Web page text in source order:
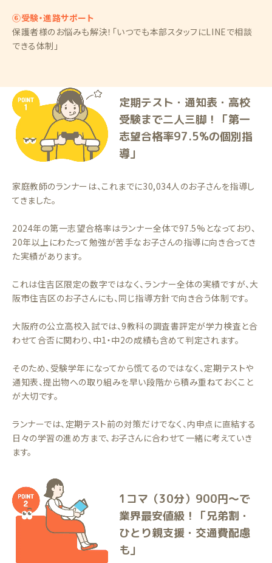
⑥受験・進路サポート
保護者様のお悩みも解決！「いつでも本部スタッフにLINEで相談
できる体制」
定期テスト・通知表・高校
受験まで二人三脚！「第一
志望合格率97.5%の個別指
導」
家庭教師のランナーは、これまでに30,034人のお子さんを指導し
てきました。
2024年の第一志望合格率はランナー全体で97.5%となっており、
20年以上にわたって勉強が苦手なお子さんの指導に向き合ってき
た実績があります。
これは住吉区限定の数字ではなく、ランナー全体の実績ですが、大
阪市住吉区のお子さんにも、同じ指導方針で向き合う体制です。
大阪府の公立高校入試では、9教科の調査書評定が学力検査と合
わせて合否に関わり、中1・中2の成績も含めて判定されます。
そのため、受験学年になってから慌てるのではなく、定期テストや
通知表、提出物への取り組みを早い段階から積み重ねておくこと
が大切です。
ランナーでは、定期テスト前の対策だけでなく、内申点に直結する
日々の学習の進め方まで、お子さんに合わせて一緒に考えていき
ます。
1コマ（30分）900円〜で
業界最安値級！「兄弟割・
ひとり親支援・交通費配慮
も」